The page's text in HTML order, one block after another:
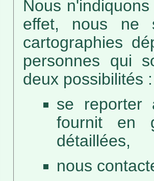
Nous
effet, nous ne
cartographies
personnes qui
deux possibilités :
se reporter
fournit en
détaillées,
nous